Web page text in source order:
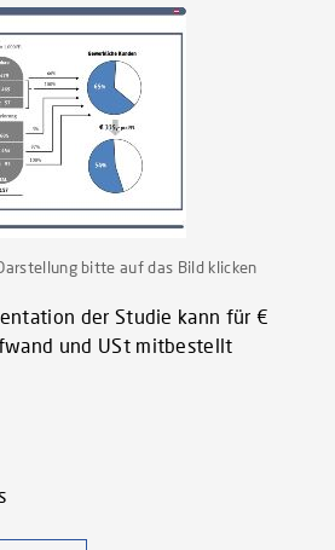
bitte auf das Bild klicken
der Studie kann für €
und USt mitbestellt